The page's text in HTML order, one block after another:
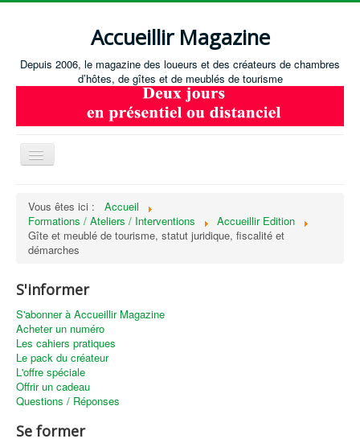
Accueillir Magazine
Depuis 2006, le magazine des loueurs et des créateurs de chambres
d’hôtes, de gîtes et de meublés de tourisme
Basculer
Créer / Ouvrir
Gérer
Recevoir les annonces immobilières / Nous contacter
Vous êtes ici :
Accueil
Formations / Ateliers / Interventions
Accueillir Edition
Gîte et meublé de tourisme, statut juridique, fiscalité et
démarches
S'informer
S'abonner à Accueillir Magazine
Acheter un numéro
Les cahiers pratiques
Le pack du créateur
L'offre spéciale
Offrir un cadeau
Questions / Réponses
Se former